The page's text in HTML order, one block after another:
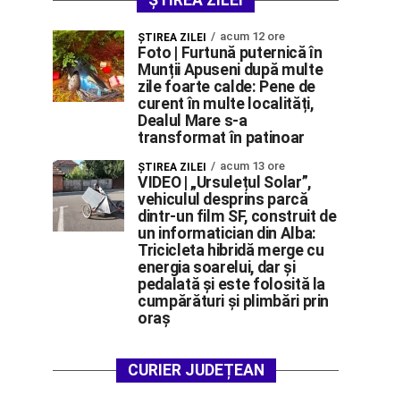
ŞTIREA ZILEI acum 12 ore
Foto | Furtună puternică în
Munții Apuseni după multe
zile foarte calde: Pene de
curent în multe localități,
Dealul Mare s-a
transformat în patinoar
ŞTIREA ZILEI acum 13 ore
VIDEO | „Ursulețul Solar”,
vehiculul desprins parcă
dintr-un film SF, construit de
un informatician din Alba:
Tricicleta hibridă merge cu
energia soarelui, dar și
pedalată și este folosită la
cumpărături și plimbări prin
oraș
CURIER JUDEȚEAN